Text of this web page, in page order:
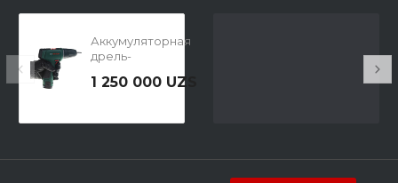
Аккумуляторная
дрель-
Bosch EasyDrill
1 250 000 UZS